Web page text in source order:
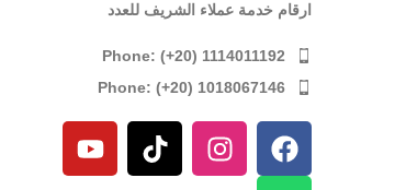
ارقام خدمة عملاء الشريف للعدد
Phone: (+20) 1114011192
Phone: (+20) 1018067146